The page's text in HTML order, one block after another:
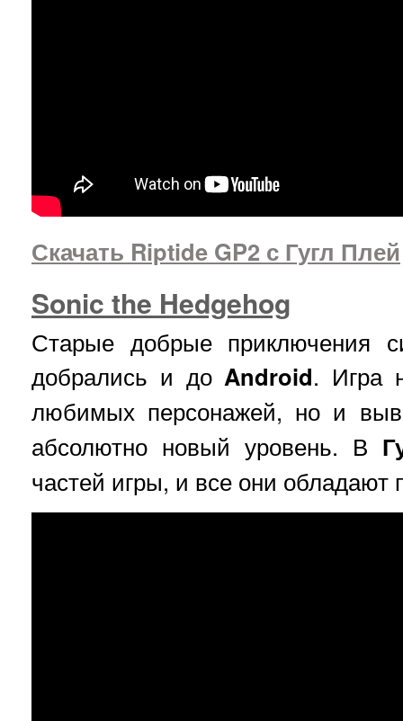
Скачать Riptide GP2 с Гугл Плей
Sonic the Hedgehog
Старые добрые приключения
добрались и до Android. Игра
любимых персонажей, но и
абсолютно новый уровень. В
частей игры, и все они обладают